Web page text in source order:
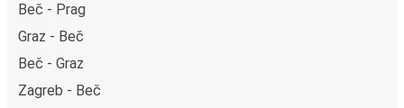
Beč - Prag
Graz - Beč
Beč - Graz
Zagreb - Beč